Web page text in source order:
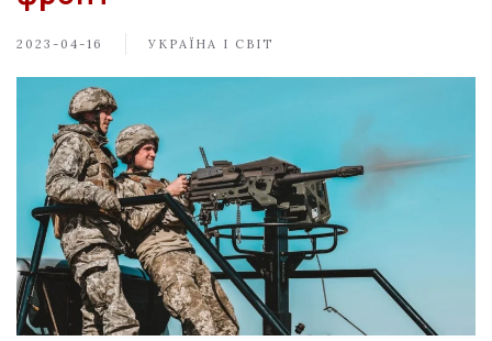
2023-04-16 УКРАЇНА І СВІТ